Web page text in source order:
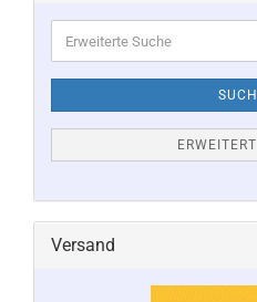
Suche
Versand